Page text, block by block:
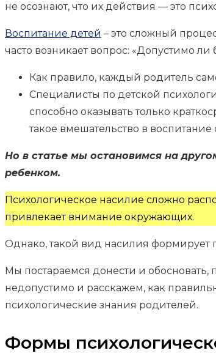
не осознают, что их действия — это
Воспитание детей – это сложный
часто возникает вопрос: «Допустимо ли
Как правило, каждый родитель
Специалисты по детской
способно оказывать только
такое вмешательство в
Но в статье мы остановимся на
ребенком.
Психологическое насилие сложно
привлекает внимание окружающих.
Однако, такой вид насилия
Мы постараемся донести и
недопустимо и расскажем, как
психологические знания родителей.
Формы